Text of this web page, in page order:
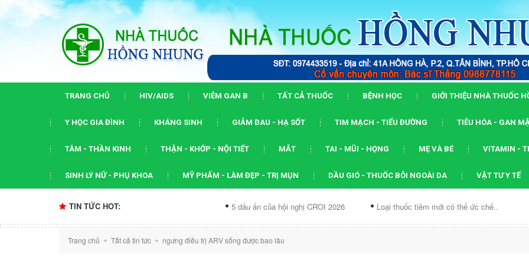
TRANG CHỦ HIV/AIDS VIÊM GAN B TẤT CẢ THUỐC BỆNH HỌC GIỚI THIỆU NHÀ THUỐC
Y HỌC GIA ĐÌNH KHÁNG SINH GIẢM ĐAU - HẠ SỐT TIM MẠCH - TIỂU ĐƯỜNG TIÊU HÓA - GAN
TÂM - THẦN KINH THẬN - KHỚP - NỘI TIẾT MẮT TAI - MŨI - HỌNG MẸ VÀ BÉ VITAMIN -
SINH LÝ NỮ - PHỤ KHOA MỸ PHẨM - LÀM ĐẸP - TRỊ MỤN DẦU GIÓ - THUỐC BÔI NGOÀI DA VẬT TƯ Y TẾ
TIN TỨC HOT: 5 dấu ấn của hội nghị CROI 2026 Loại thuốc tiêm mới có thể ức chế... Dạng
Trang chủ + Tất cả tin tức + ngưng điều trị ARV sống được bao lâu